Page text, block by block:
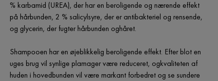
% karbamid (UREA), der har en beroligende og nærende effekt
på hårbunden, 2 % salicylsyre, der er antibakteriel og rensende,
og glycerin, der fugter hårbunden oghåret.
Shampooen har en øjeblikkelig beroligende effekt. Efter blot en
uges brug vil synlige plamager være reduceret, ogkvaliteten af
huden i hovedbunden vil være markant forbedret og se sundere